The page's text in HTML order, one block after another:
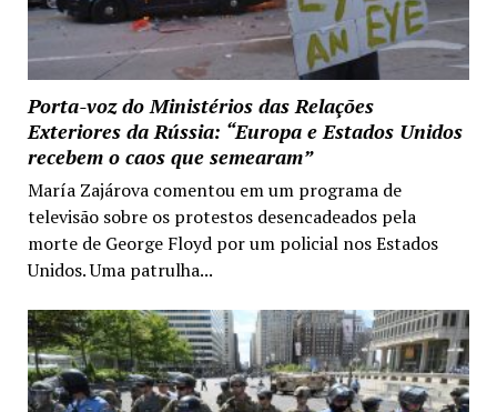
Porta-voz do Ministérios das Relações
Exteriores da Rússia: “Europa e Estados Unidos
recebem o caos que semearam”
María Zajárova comentou em um programa de
televisão sobre os protestos desencadeados pela
morte de George Floyd por um policial nos Estados
Unidos. Uma patrulha...